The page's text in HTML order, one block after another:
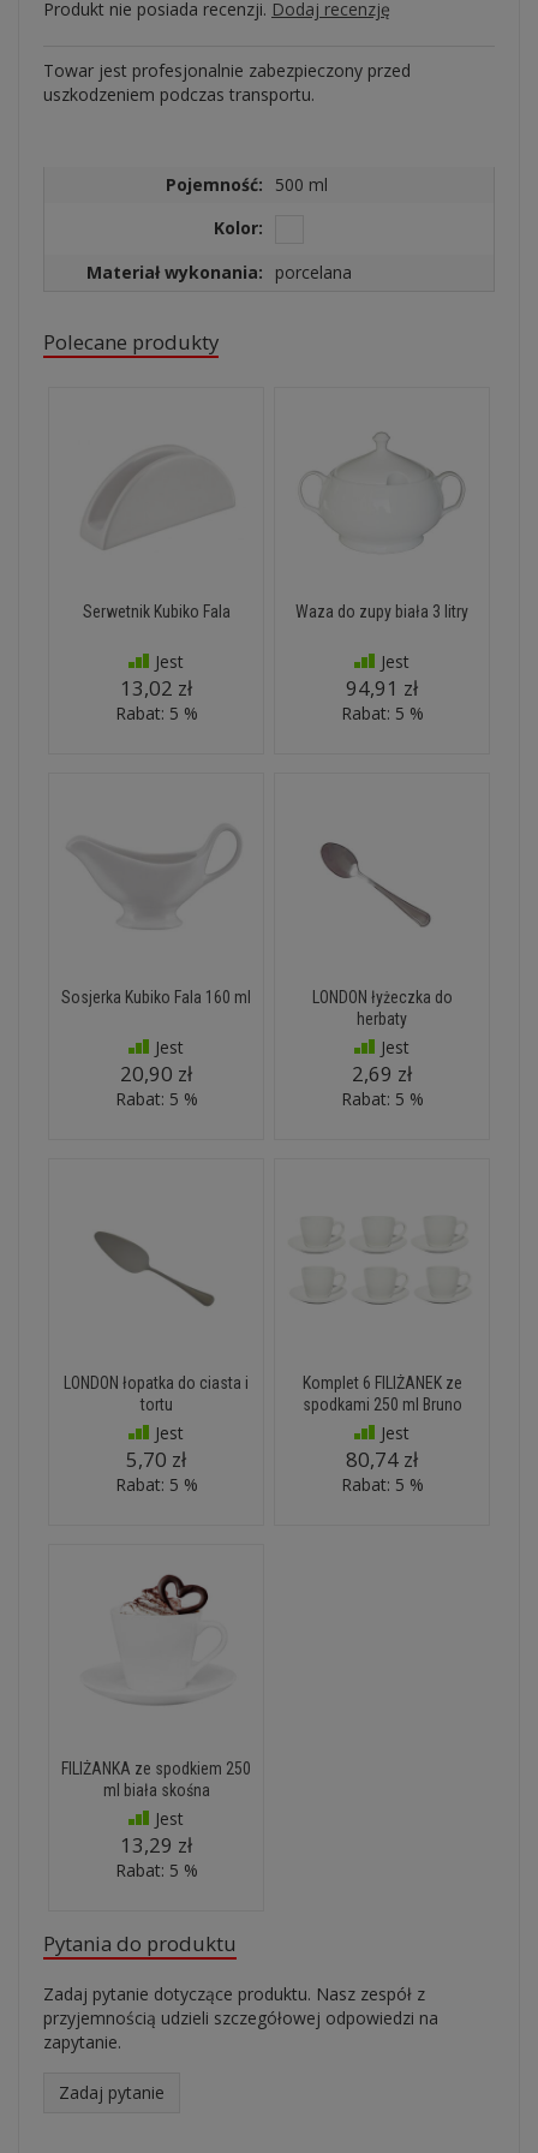
Produkt nie posiada recenzji. Dodaj recenzję
Towar jest profesjonalnie zabezpieczony przed
uszkodzeniem podczas transportu.
Pojemność:
500 ml
Kolor:
Materiał wykonania:
porcelana
Polecane produkty
Serwetnik Kubiko Fala
Jest
13,02 zł
Rabat: 5 %
Waza do zupy biała 3 litry
Jest
94,91 zł
Rabat: 5 %
Sosjerka Kubiko Fala 160 ml
Jest
20,90 zł
Rabat: 5 %
LONDON łyżeczka do
herbaty
Jest
2,69 zł
Rabat: 5 %
LONDON łopatka do ciasta i
tortu
Jest
5,70 zł
Rabat: 5 %
Komplet 6 FILIŻANEK ze
spodkami 250 ml Bruno
Jest
80,74 zł
Rabat: 5 %
FILIŻANKA ze spodkiem 250
ml biała skośna
Jest
13,29 zł
Rabat: 5 %
Pytania do produktu
Zadaj pytanie dotyczące produktu. Nasz zespół z
przyjemnością udzieli szczegółowej odpowiedzi na
zapytanie.
Zadaj pytanie